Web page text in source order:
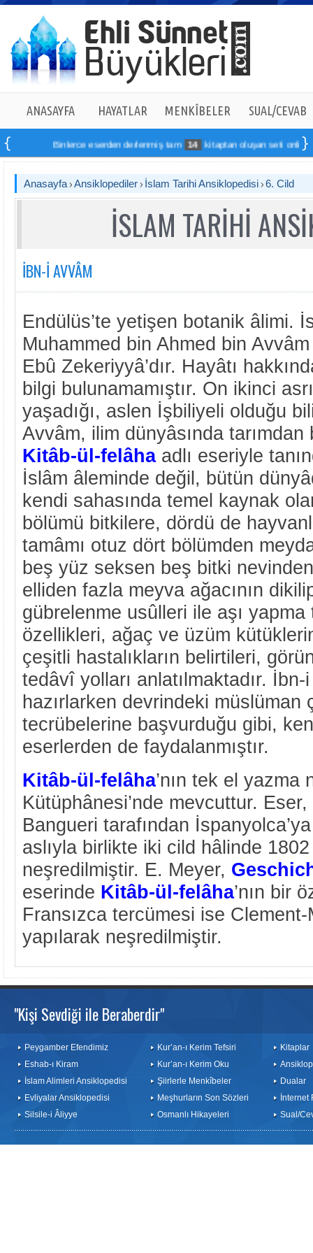
ANASAYFA HAYATLAR MENKÎBELER SUAL/CEVAB
Binlerce eserden derlenmiş tam 14 kitaptan oluşan seti online
Anasayfa Ansiklopediler İslam Tarihi Ansiklopedisi 6. Cild
İSLAM TARİHİ
İBN-İ AVVÂM
Endülüs’te yetişen botanik âlimi.
Muhammed bin Ahmed bin
Ebû Zekeriyyâ’dır. Hayâtı
bilgi bulunamamıştır. On ikinci
yaşadığı, aslen İşbiliyeli olduğu
Avvâm, ilim dünyâsında
Kitâb-ül-felâhaadlı eseriyle
İslâm âleminde değil, bütün
kendi sahasında temel kaynak
bölümü bitkilere, dördü de
tamâmı otuz dört bölümden
beş yüz seksen beş bitki
elliden fazla meyva ağacının
gübrelenme usûlleri ile aşı yapma
özellikleri, ağaç ve üzüm
çeşitli hastalıkların belirtileri,
tedâvî yolları anlatılmaktadır.
hazırlarken devrindeki müslüman
tecrübelerine başvurduğu gibi,
eserlerden de faydalanmıştır.
Kitâb-ül-felâha’nın tek el yazma
Kütüphânesi’nde mevcuttur.
Bangueri tarafından
aslıyla birlikte iki cild hâlinde
neşredilmiştir. E. Meyer,
eserinde Kitâb-ül-felâha’nın bir
Fransızca tercümesi ise Clement-
yapılarak neşredilmiştir.
"Kişi Sevdiği ile Beraberdir"
Peygamber Efendimiz
Eshab-ı Kiram
İslam Alimleri Ansiklopedisi
Evliyalar Ansiklopedisi
Silsile-i Âliyye
Kur’an-ı Kerim Tefsiri
Kur’an-ı Kerim Oku
Şiirlerle Menkîbeler
Meşhurların Son Sözleri
Osmanlı Hikayeleri
Kitaplar
Dualar
İnternet
Sual/